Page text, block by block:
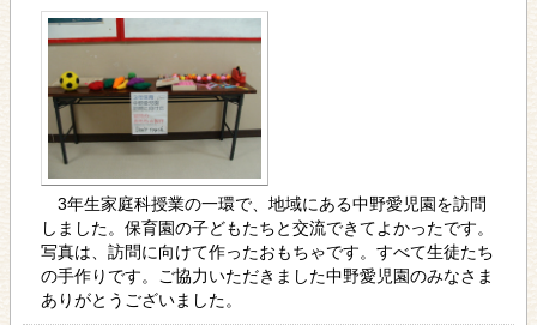
3年生家庭科授業の一環で、地域にある中野愛児園を訪問
しました。保育園の子どもたちと交流できてよかったです。
写真は、訪問に向けて作ったおもちゃです。すべて生徒たち
の手作りです。ご協力いただきました中野愛児園のみなさま
ありがとうございました。